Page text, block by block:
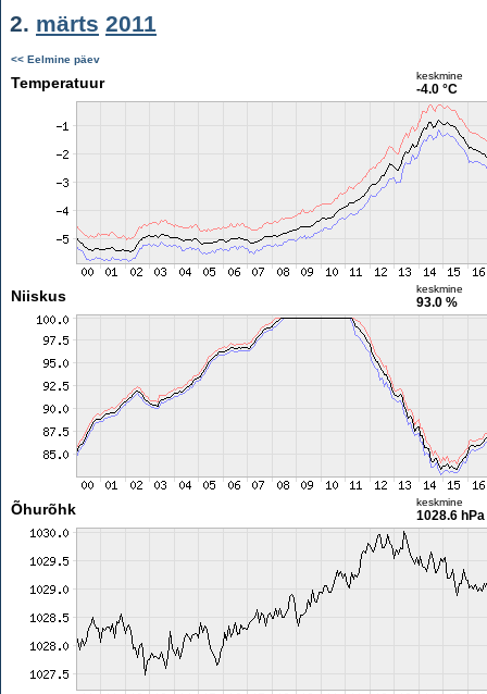
2. märts 2011
<< Eelmine päev
Temperatuur keskmine
-4.0 °C
Niiskus keskmine
93.0 %
Õhurõhk keskmine
1028.6 hPa